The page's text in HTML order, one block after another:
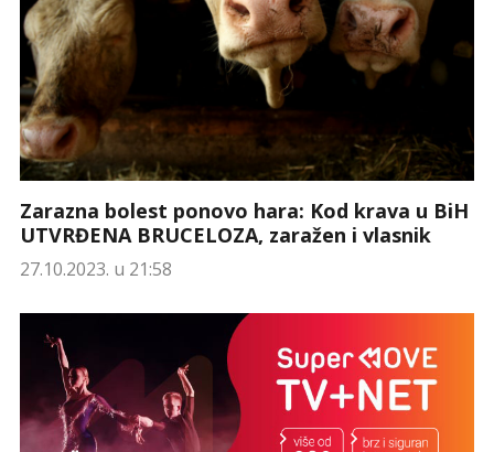
Zarazna bolest ponovo hara: Kod krava u BiH
UTVRĐENA BRUCELOZA, zaražen i vlasnik
27.10.2023. u 21:58